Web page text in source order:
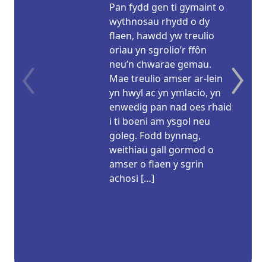
Pan fydd gen ti gymaint o
wythnosau rhydd o dy
flaen, hawdd yw treulio
oriau yn sgrolio’r ffôn
neu’n chwarae gemau.
Mae treulio amser ar-lein
yn hwyl ac yn ymlacio, yn
enwedig pan nad oes rhaid
i ti boeni am ysgol neu
goleg. Fodd bynnag,
weithiau gall gormod o
amser o flaen y sgrin
achosi […]